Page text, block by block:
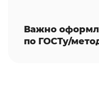
Важно
по ГОСТу/